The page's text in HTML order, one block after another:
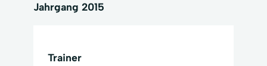
Jahrgang 2015
Trainer